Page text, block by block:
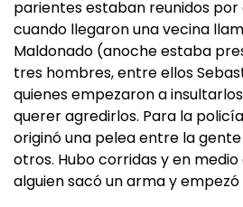
parientes estaban reunidos por
cuando llegaron una vecina
Maldonado (anoche estaba
tres hombres, entre ellos
quienes empezaron a
querer agredirlos. Para la
originó una pelea entre la
otros. Hubo corridas y en
alguien sacó un arma y